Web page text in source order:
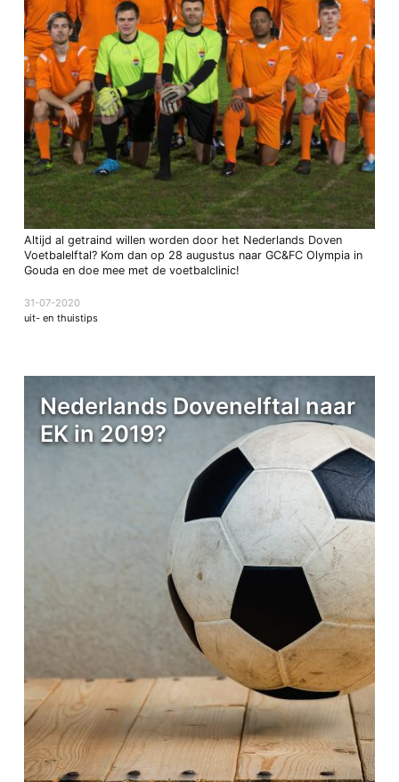
Altijd al getraind willen worden door het Nederlands Doven
Voetbalelftal? Kom dan op 28 augustus naar GC&FC Olympia in
Gouda en doe mee met de voetbalclinic!
31-07-2020
uit- en thuistips
Nederlands Dovenelftal naar
EK in 2019?